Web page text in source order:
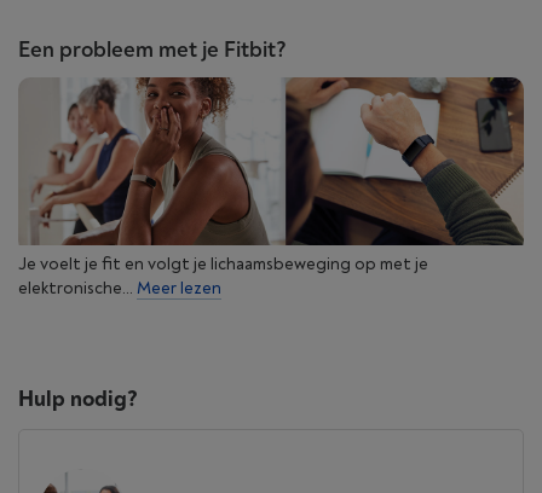
Een probleem met je Fitbit?
Je voelt je fit en volgt je lichaamsbeweging op met je
elektronische... Meer lezen
Hulp nodig?